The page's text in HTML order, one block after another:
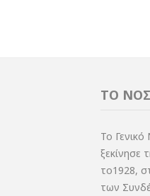
ΤΟ
Το Γενικό
ξεκίνησε
το1928,
των